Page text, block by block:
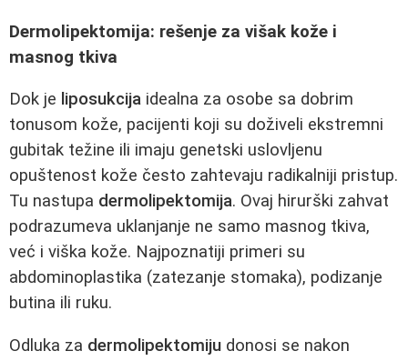
Dermolipektomija: rešenje za višak kože i
masnog tkiva
Dok je liposukcija idealna za osobe sa dobrim
tonusom kože, pacijenti koji su doživeli ekstremni
gubitak težine ili imaju genetski uslovljenu
opuštenost kože često zahtevaju radikalniji pristup.
Tu nastupa dermolipektomija. Ovaj hirurški zahvat
podrazumeva uklanjanje ne samo masnog tkiva,
već i viška kože. Najpoznatiji primeri su
abdominoplastika (zatezanje stomaka), podizanje
butina ili ruku.
Odluka za dermolipektomiju donosi se nakon